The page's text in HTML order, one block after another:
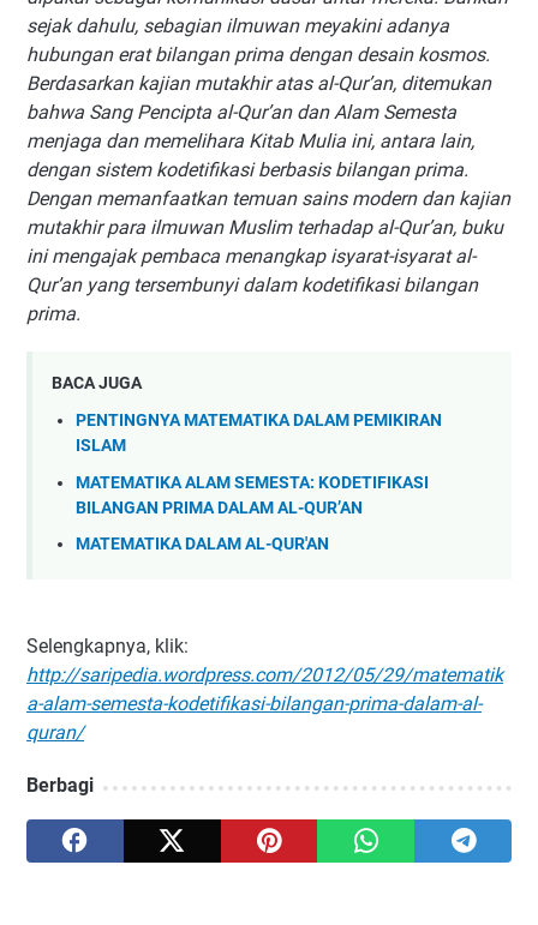
sejak dahulu, sebagian ilmuwan meyakini adanya
hubungan erat bilangan prima dengan desain kosmos.
Berdasarkan kajian mutakhir atas al-Qur’an, ditemukan
bahwa Sang Pencipta al-Qur’an dan Alam Semesta
menjaga dan memelihara Kitab Mulia ini, antara lain,
dengan sistem kodetifikasi berbasis bilangan prima.
Dengan memanfaatkan temuan sains modern dan kajian
mutakhir para ilmuwan Muslim terhadap al-Qur’an, buku
ini mengajak pembaca menangkap isyarat-isyarat al-
Qur’an yang tersembunyi dalam kodetifikasi bilangan
prima.
BACA JUGA
PENTINGNYA MATEMATIKA DALAM PEMIKIRAN
ISLAM
MATEMATIKA ALAM SEMESTA: KODETIFIKASI
BILANGAN PRIMA DALAM AL-QUR’AN
MATEMATIKA DALAM AL-QUR'AN
Selengkapnya, klik:
http://saripedia.wordpress.com/2012/05/29/matematik
a-alam-semesta-kodetifikasi-bilangan-prima-dalam-al-
quran/
Berbagi